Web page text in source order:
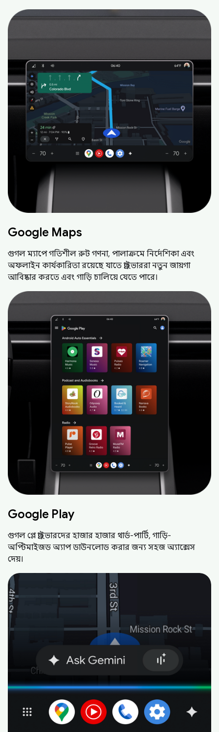
Google Maps
গুগল ম্যাপে গতিশীল রুট গণনা, পালাক্রমে নির্দেশিকা এবং
অফলাইন কার্যকারিতা রয়েছে যাতে ড্রাইভাররা নতুন জায়গা
আবিষ্কার করতে এবং গাড়ি চালিয়ে যেতে পারে।
Google Play
গুগল প্লে ড্রাইভারদের হাজার হাজার থার্ড-পার্টি, গাড়ি-
অপ্টিমাইজড অ্যাপ ডাউনলোড করার জন্য সহজ অ্যাক্সেস
দেয়।